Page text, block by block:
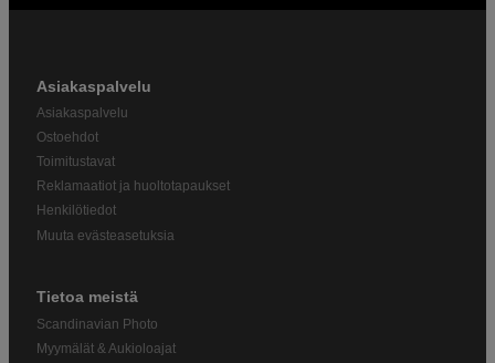
Asiakaspalvelu
Asiakaspalvelu
Ostoehdot
Toimitustavat
Reklamaatiot ja huoltotapaukset
Henkilötiedot
Muuta evästeasetuksia
Tietoa meistä
Scandinavian Photo
Myymälät & Aukioloajat